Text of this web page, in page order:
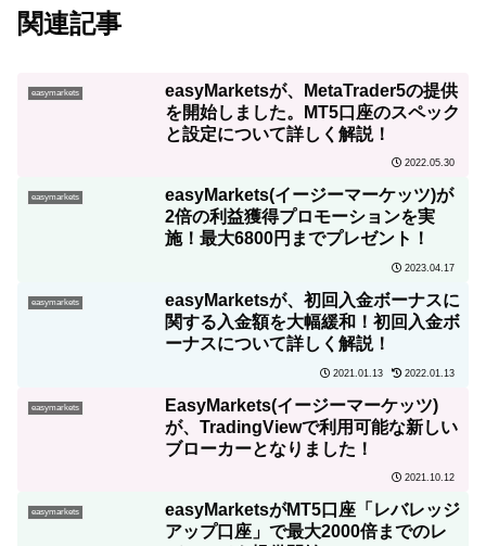
関連記事
easymarkets
easyMarketsが、MetaTrader5の提供
を開始しました。MT5口座のスペック
と設定について詳しく解説！
2022.05.30
easymarkets
easyMarkets(イージーマーケッツ)が
2倍の利益獲得プロモーションを実
施！最大6800円までプレゼント！
2023.04.17
easymarkets
easyMarketsが、初回入金ボーナスに
関する入金額を大幅緩和！初回入金ボ
ーナスについて詳しく解説！
2021.01.13 2022.01.13
easymarkets
EasyMarkets(イージーマーケッツ)
が、TradingViewで利用可能な新しい
ブローカーとなりました！
2021.10.12
easymarkets
easyMarketsがMT5口座「レバレッジ
アップ口座」で最大2000倍までのレ